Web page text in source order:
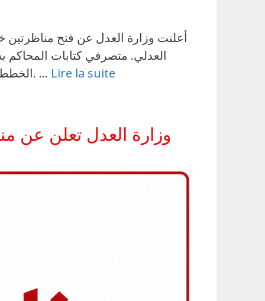
العدلي. متصرفي كتابات المحاكم
الخطط المفتوحة: 98 خطة. بداية التسجيل عن بعد: 10 جوان 2026. غلق باب الترشحات: 30 جوان 2026. … Lire la suite
وزارة العدل تعلن عن مناظرات